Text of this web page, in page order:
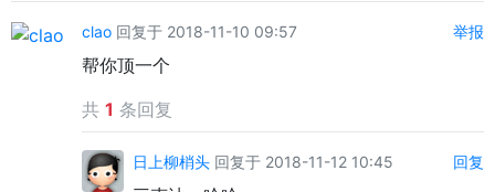
clao 回复于 2018-11-10 09:57 举报
帮你顶一个
共 1 条回复
日上柳梢头 回复于 2018-11-12 10:45 回复